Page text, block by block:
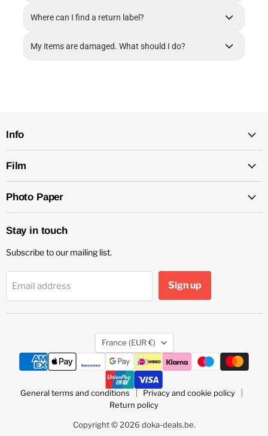
Where can I find a return label?
My items are damaged. What should I do?
Info
Film
Photo Paper
Stay in touch
Subscribe to our mailing list.
Email address Sign up
Country
France (EUR €)
General terms and conditions
Privacy and cookie policy
Return policy
Copyright © 2026 doka-deals.be.